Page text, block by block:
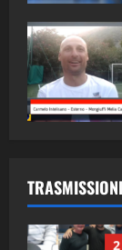
1
2